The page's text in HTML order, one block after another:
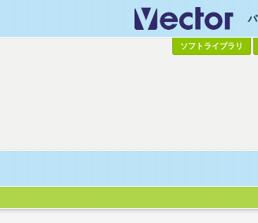
ソフトライブラリ